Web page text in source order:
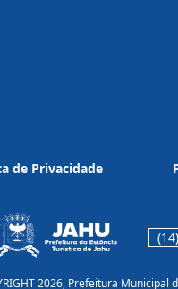
de Privacidade
2026, Prefeitura Municipal